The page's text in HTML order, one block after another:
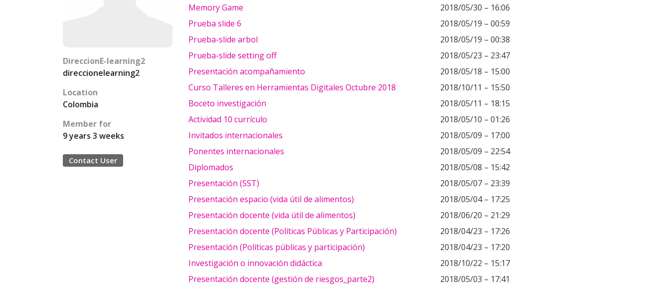
DireccionE-learning2
direccionelearning2
Location
Colombia
Member for
9 years 3 weeks
Contact User
Memory Game
2018/05/30 – 16:06
Prueba slide 6
2018/05/19 – 00:59
Prueba-slide arbol
2018/05/19 – 00:38
Prueba-slide setting off
2018/05/23 – 23:47
Presentación acompañamiento
2018/05/18 – 15:00
Curso Talleres en Herramientas Digitales Octubre 2018
2018/10/11 – 15:50
Boceto investigación
2018/05/11 – 18:15
Actividad 10 currículo
2018/05/10 – 01:26
Invitados internacionales
2018/05/09 – 17:00
Ponentes internacionales
2018/05/09 – 22:54
Diplomados
2018/05/08 – 15:42
Presentación (SST)
2018/05/07 – 23:39
Presentación espacio (vida útil de alimentos)
2018/05/04 – 17:25
Presentación docente (vida útil de alimentos)
2018/06/20 – 21:29
Presentación docente (Políticas Públicas y Participación)
2018/04/23 – 17:26
Presentación (Políticas públicas y participación)
2018/04/23 – 17:20
Investigación o innovación didáctica
2018/10/22 – 15:17
Presentación docente (gestión de riesgos_parte2)
2018/05/03 – 17:41